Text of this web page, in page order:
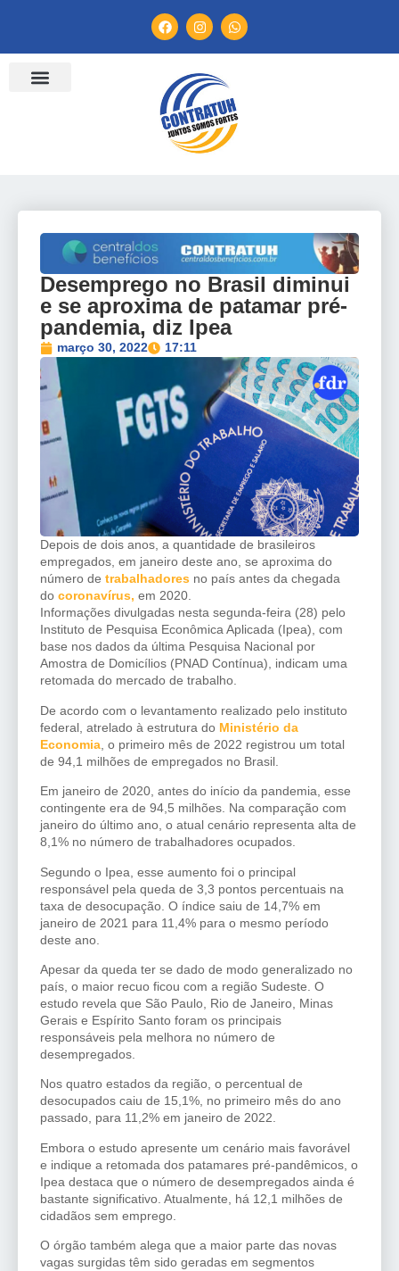
Desemprego no Brasil diminui
e se aproxima de patamar pré-
pandemia, diz Ipea
março 30, 2022 17:11
Depois de dois anos, a quantidade de brasileiros
empregados, em janeiro deste ano, se aproxima do
número de trabalhadores no país antes da chegada
do coronavírus, em 2020.
Informações divulgadas nesta segunda-feira (28) pelo
Instituto de Pesquisa Econômica Aplicada (Ipea), com
base nos dados da última Pesquisa Nacional por
Amostra de Domicílios (PNAD Contínua), indicam uma
retomada do mercado de trabalho.
De acordo com o levantamento realizado pelo instituto
federal, atrelado à estrutura do Ministério da
Economia , o primeiro mês de 2022 registrou um total
de 94,1 milhões de empregados no Brasil.
Em janeiro de 2020, antes do início da pandemia, esse
contingente era de 94,5 milhões. Na comparação com
janeiro do último ano, o atual cenário representa alta de
8,1% no número de trabalhadores ocupados.
Segundo o Ipea, esse aumento foi o principal
responsável pela queda de 3,3 pontos percentuais na
taxa de desocupação. O índice saiu de 14,7% em
janeiro de 2021 para 11,4% para o mesmo período
deste ano.
Apesar da queda ter se dado de modo generalizado no
país, o maior recuo ficou com a região Sudeste. O
estudo revela que São Paulo, Rio de Janeiro, Minas
Gerais e Espírito Santo foram os principais
responsáveis pela melhora no número de
desempregados.
Nos quatro estados da região, o percentual de
desocupados caiu de 15,1%, no primeiro mês do ano
passado, para 11,2% em janeiro de 2022.
Embora o estudo apresente um cenário mais favorável
e indique a retomada dos patamares pré-pandêmicos, o
Ipea destaca que o número de desempregados ainda é
bastante significativo. Atualmente, há 12,1 milhões de
cidadãos sem emprego.
O órgão também alega que a maior parte das novas
vagas surgidas têm sido geradas em segmentos